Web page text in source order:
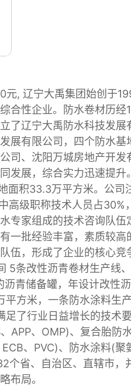
, 辽宁大禹集团始创于
合性企业。防水卷材历经
了辽宁大禹防水科技发
展有限公司，四个防水
司、沈阳万城房地产开
发展，综合实力迅速提升。
面积33.3万平方米。公司
高级职称技术人员占30%
专家组成的技术咨询队伍
一批经验丰富，素质较
伍，形成了企业的核心竞
5条改性沥青卷材生产线
青储备罐，年设计改性
方米，一条防水涂料生
了行业日益增长的技术要
APP、OMP)、复合胎防
、PVC)、防水涂料(
个省、自治区、直辖市，
布局。